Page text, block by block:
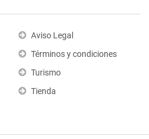
Aviso Legal
Términos y condiciones
Turismo
Tienda